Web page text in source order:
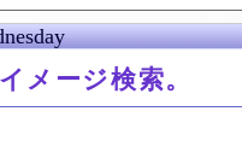
メージ検索。